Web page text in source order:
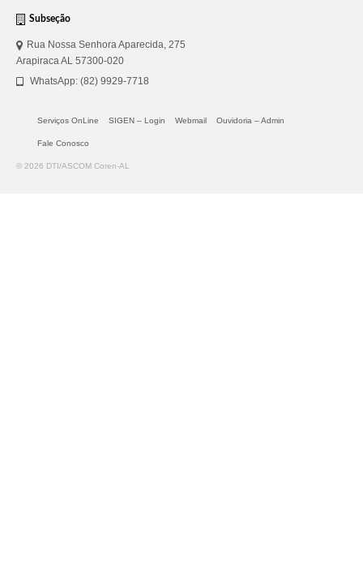
Subseção
Rua Nossa Senhora Aparecida, 275
Arapiraca AL 57300-020
WhatsApp: (82) 9929-7718
Serviços OnLine SIGEN – Login Webmail Ouvidoria – Admin
Fale Conosco
© 2026 DTI/ASCOM Coren-AL